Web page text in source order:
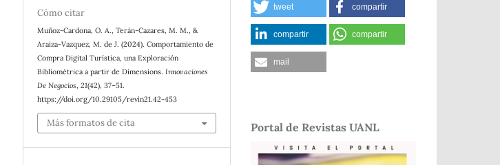
Cómo citar
Muñoz-Cardona, O. A., Terán-Cazares, M. M., &
Araiza-Vazquez, M. de J. (2024). Comportamiento de
Compra Digital Turística, una Exploración
Bibliométrica a partir de Dimensions. Innovaciones
De Negocios ,21(42), 37–51.
https://doi.org/10.29105/revin21.42-453
Más formatos de cita
tweet compartir
compartir compartir
mail
Portal de Revistas UANL